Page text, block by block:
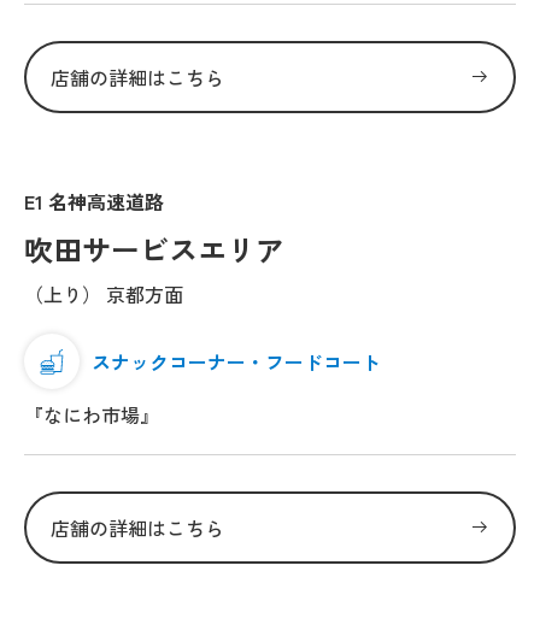
店舗の詳細はこちら
E1 名神高速道路
吹田サービスエリア
（上り） 京都方面
スナックコーナー・フードコート
『なにわ市場』
店舗の詳細はこちら